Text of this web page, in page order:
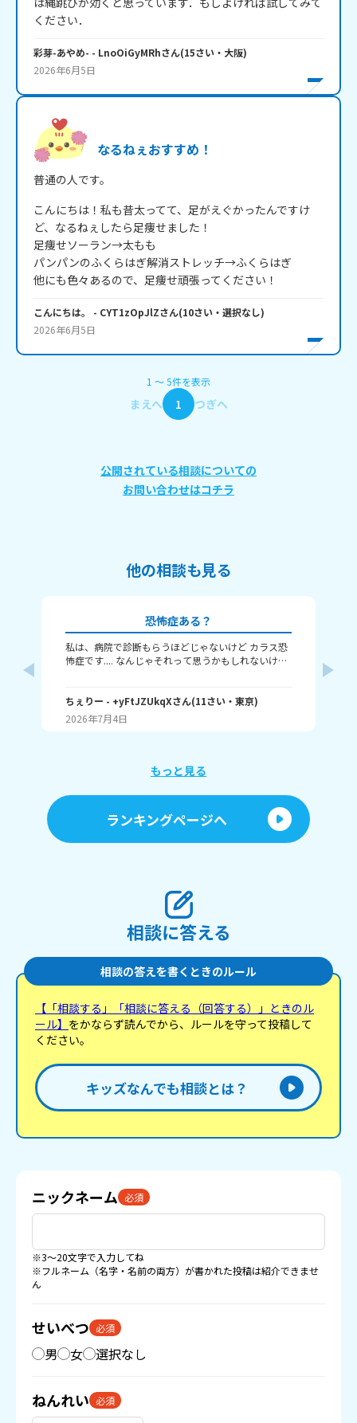
ください．
彩芽-あやめ- - LnoOiGyMRhさん(15さい・ 大阪)
2026年6月5日
なるねぇおすすめ！
普通の人です。
こんにちは！私も昔太ってて、足がえぐかったんですけ
ど、なるねぇしたら足痩せました！
足痩せソーラン→太もも
パンパンのふくらはぎ解消ストレッチ→ふくらはぎ
他にも色々あるので、足痩せ頑張ってください！
こんにちは。 - CYT1zOpJlZさん(10さい・ 選択なし)
2026年6月5日
1 〜5件を表示
まえへ 1 つぎへ
公開されている相談についての
お問い合わせはコチラ
他の相談も見る
恐怖症ある？
私は、病院で診断もらうほどじゃないけど カラス恐
怖症です.... なんじゃそれって思うかもしれないけど
んな恐怖症を持っていますか？
ちぇりー - +yFtJZUkqXさん(11さい・ 東京)
2026年7月4日
もっと見る
ランキングページへ
相談に答える
相談の答えを書くときのルール
【「相談する」「相談に答える（回答する）」ときのル
ール】 をかならず読んでから、ルールを守って投稿して
ください。
キッズなんでも相談とは？
ニックネーム 必須
※3〜20文字で入力してね
※フルネーム（名字・名前の両方）が書かれた投稿は紹介できませ
ん
せいべつ 必須
男 女 選択なし
ねんれい 必須